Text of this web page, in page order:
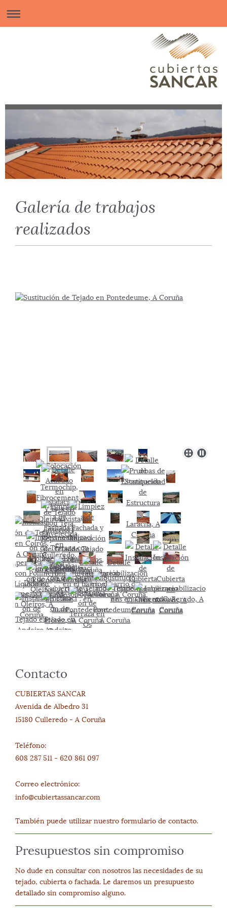
Galería de trabajos
realizados
Contacto
CUBIERTAS SANCAR
Avenida de Albedro 31
15180 Culleredo - A Coruña
Teléfono:
608 287 511 - 620 861 097
Correo electrónico:
info@cubiertassancar.com
También puede utilizar nuestro formulario de contacto.
Presupuestos sin compromiso
No dude en consultar con nosotros las necesidades de su
tejado, cubierta o fachada. Le daremos un presupuesto
detallado sin compromiso alguno.